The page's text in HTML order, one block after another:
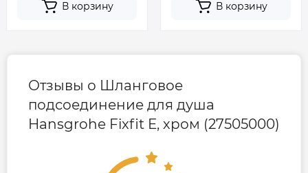
В корзину В корзину
Отзывы о Шланговое
подсоединение для душа
Hansgrohe Fixfit E, хром (27505000)